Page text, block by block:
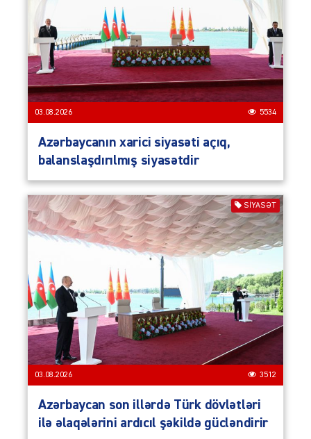
03.08.2026 5534
Azərbaycanın xarici siyasəti açıq,
balanslaşdırılmış siyasətdir
SIYASƏT
03.08.2026 3512
Azərbaycan son illərdə Türk dövlətləri
ilə əlaqələrini ardıcıl şəkildə gücləndirir